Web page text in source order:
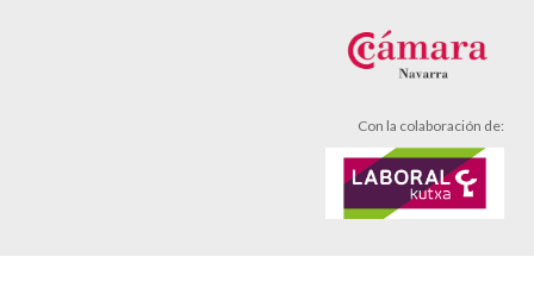
Con la colaboración de: